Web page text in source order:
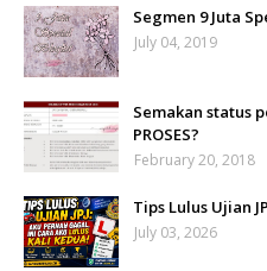
Segmen 9 Juta
July 04, 2019
Semakan status
PROSES?
February 20, 2018
Tips Lulus Ujian
July 03, 2026